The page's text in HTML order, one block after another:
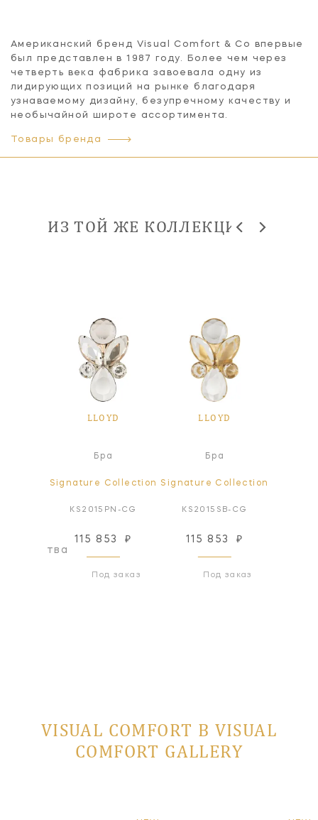
Американский бренд Visual Comfort & Co впервые
был представлен в 1987 году. Более чем через
четверть века фабрика завоевала одну из
лидирующих позиций на рынке благодаря
узнаваемому дизайну, безупречному качеству и
необычайной широте ассортимента.
Товары бренда
ИЗ ТОЙ ЖЕ КОЛЛЕКЦИИ
LLOYD
Бра
Signature Collection
KS2015PN-CG
115 853 ₽
Под заказ
LLOYD
Бра
Signature Collection
KS2015SB-CG
115 853 ₽
Под заказ
VISUAL COMFORT В VISUAL
COMFORT GALLERY